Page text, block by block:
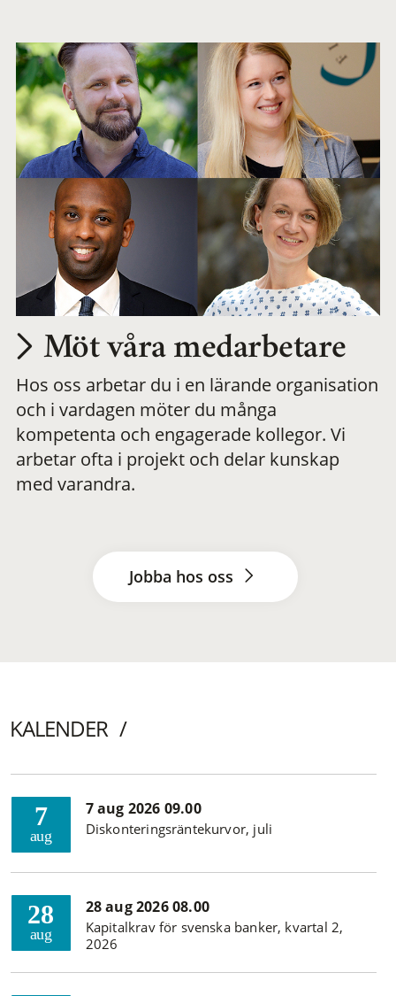
Möt våra medarbetare
Hos oss arbetar du i en lärande organisation
och i vardagen möter du många
kompetenta och engagerade kollegor. Vi
arbetar ofta i projekt och delar kunskap
med varandra.
Jobba hos oss
KALENDER
7
aug
7 aug 2026 09.00
Diskonteringsräntekurvor, juli
28
aug
28 aug 2026 08.00
Kapitalkrav för svenska banker, kvartal 2,
2026